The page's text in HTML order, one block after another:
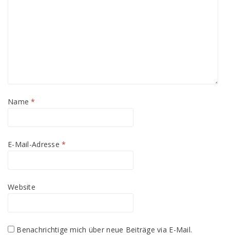
Name*
E-Mail-Adresse*
Website
Benachrichtige mich über neue Beiträge via E-Mail.